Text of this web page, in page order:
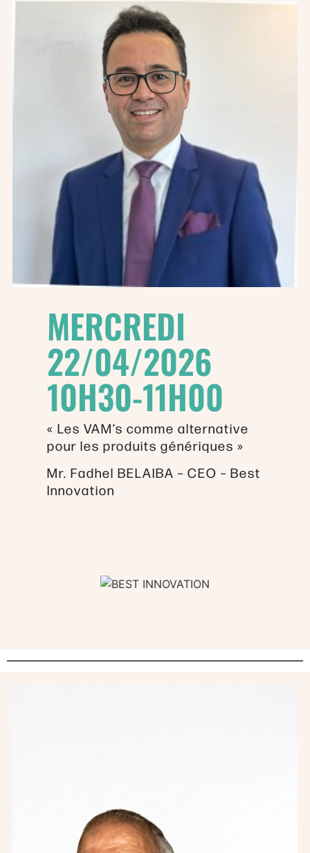
MERCREDI
22/04/2026
10H30-11H00
« Les VAM’s comme alternative
pour les produits génériques »
Mr. Fadhel BELAIBA – CEO – Best
Innovation